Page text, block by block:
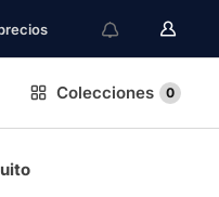
Colecciones 0